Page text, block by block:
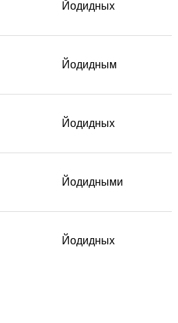
Йодидных
Йодидным
Йодидных
Йодидными
Йодидных